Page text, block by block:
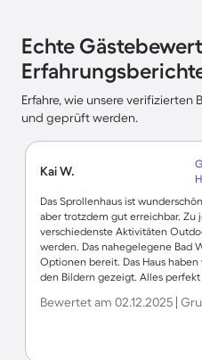
Echte
Erfahre, wie unsere
und geprüft werden.
Kai W.
Das Sprollenhaus ist
aber trotzdem gut erreichbar. Zu
verschiedenste Aktivitäten
werden. Das nahegelegene Bad
Optionen bereit. Das Haus
den Bildern gezeigt. Alles
Gastgeber stehen jederzeit mit
Bewertet am 02.12.2025 |